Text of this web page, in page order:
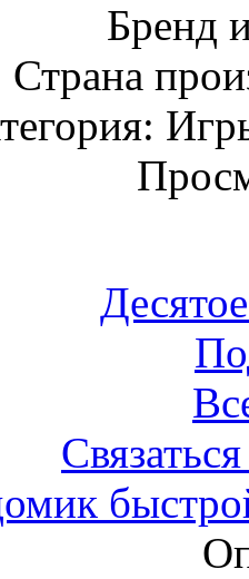
Бренд
Страна